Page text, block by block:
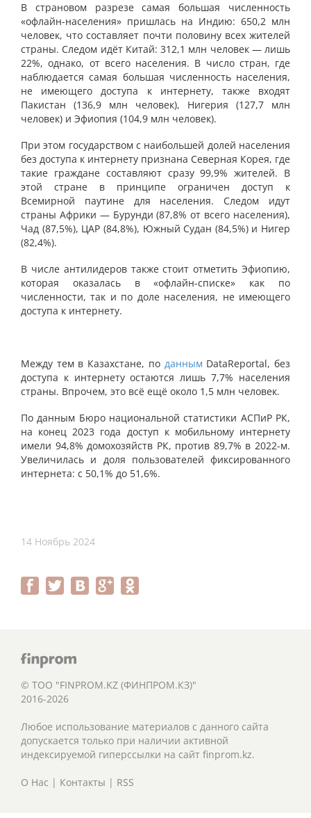
В страновом разрезе самая большая численность
«офлайн-населения» пришлась на Индию: 650,2 млн
человек, что составляет почти половину всех жителей
страны. Следом идёт Китай: 312,1 млн человек — лишь
22%, однако, от всего населения. В число стран, где
наблюдается самая большая численность населения,
не имеющего доступа к интернету, также входят
Пакистан (136,9 млн человек), Нигерия (127,7 млн
человек) и Эфиопия (104,9 млн человек).
При этом государством с наибольшей долей населения
без доступа к интернету признана Северная Корея, где
такие граждане составляют сразу 99,9% жителей. В
этой стране в принципе ограничен доступ к
Всемирной паутине для населения. Следом идут
страны Африки — Бурунди (87,8% от всего населения),
Чад (87,5%), ЦАР (84,8%), Южный Судан (84,5%) и Нигер
(82,4%).
В числе антилидеров также стоит отметить Эфиопию,
которая оказалась в «офлайн-списке» как по
численности, так и по доле населения, не имеющего
доступа к интернету.
Между тем в Казахстане, по данным DataReportal, без
доступа к интернету остаются лишь 7,7% населения
страны. Впрочем, это всё ещё около 1,5 млн человек.
По данным Бюро национальной статистики АСПиР РК,
на конец 2023 года доступ к мобильному интернету
имели 94,8% домохозяйств РК, против 89,7% в 2022-м.
Увеличилась и доля пользователей фиксированного
интернета: с 50,1% до 51,6%.
14 Ноябрь 2024
© ТОО "FINPROM.KZ (ФИНПРОМ.КЗ)"
2016-2026
Любое использование материалов с данного сайта
допускается только при наличии активной
индексируемой гиперссылки на сайт finprom.kz.
О Нас | Контакты | RSS